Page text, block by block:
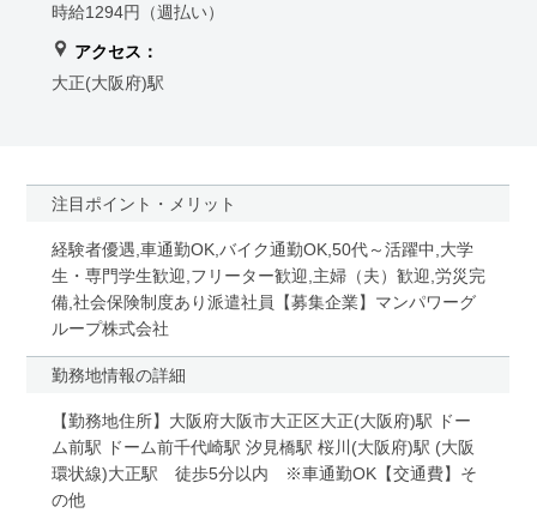
時給1294円（週払い）
アクセス：
大正(大阪府)駅
注目ポイント・メリット
経験者優遇,車通勤OK,バイク通勤OK,50代～活躍中,大学
生・専門学生歓迎,フリーター歓迎,主婦（夫）歓迎,労災完
備,社会保険制度あり派遣社員【募集企業】マンパワーグ
ループ株式会社
勤務地情報の詳細
【勤務地住所】大阪府大阪市大正区大正(大阪府)駅 ドー
ム前駅 ドーム前千代崎駅 汐見橋駅 桜川(大阪府)駅 (大阪
環状線)大正駅 徒歩5分以内 ※車通勤OK【交通費】そ
の他